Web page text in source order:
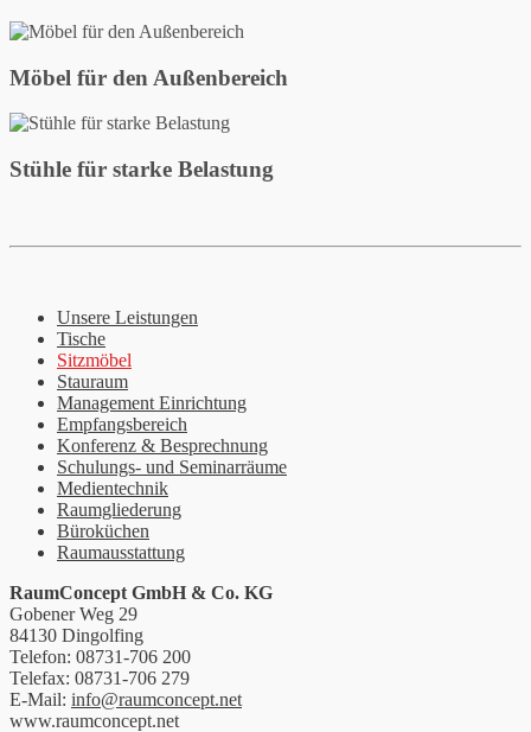
Möbel für den Außenbereich
Stühle für starke Belastung
Unsere Leistungen
Tische
Sitzmöbel
Stauraum
Management Einrichtung
Empfangsbereich
Konferenz & Besprechnung
Schulungs- und Seminarräume
Medientechnik
Raumgliederung
Büroküchen
Raumausstattung
RaumConcept GmbH & Co. KG
Gobener Weg 29
84130 Dingolfing
Telefon: 08731-706 200
Telefax: 08731-706 279
E-Mail: info@raumconcept.net
www.raumconcept.net